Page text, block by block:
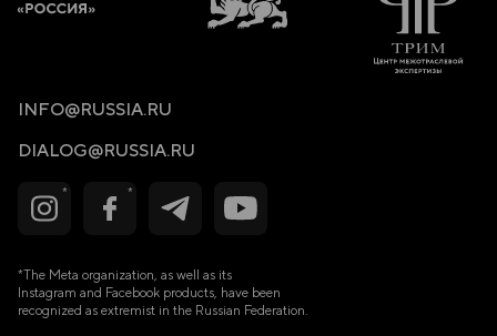
*The Meta organization, as well as its
Instagram and Facebook products, have been
recognized as extremist in the Russian Federation.
INFO@RUSSIA.RU
DIALOG@RUSSIA.RU